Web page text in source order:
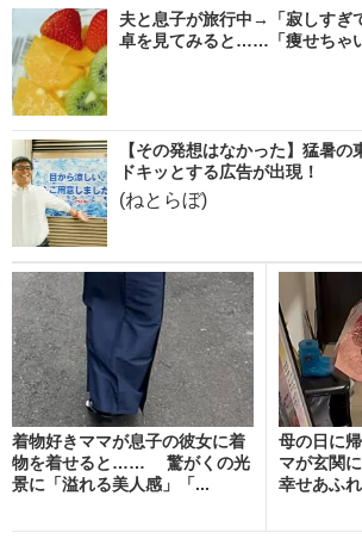
夫と息子が旅行中→「寂しすぎ
卓を見てみると……「痩せちゃ
【その発想はなかった】猛暑の
ドキッとする広告が出現！
(ねとらぼ)
着物好きママが息子の彼女に着
物を着せると…… 驚がくの光
景に「溢れる美人感」「...
母の日に
マが玄関
幸せあふ